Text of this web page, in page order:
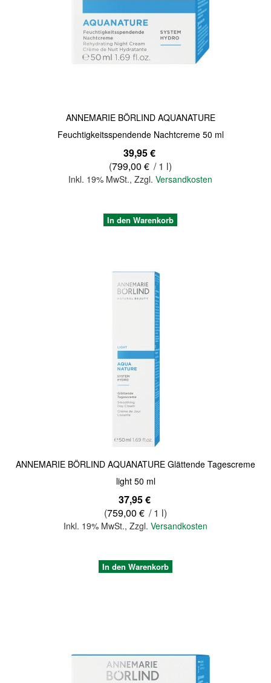
ANNEMARIE BÖRLIND AQUANATURE
Feuchtigkeitsspendende Nachtcreme 50 ml
39,95 €
(799,00 € / 1 l)
Inkl. 19% MwSt.,Zzgl.Versandkosten
In den Warenkorb
ANNEMARIE BÖRLIND AQUANATURE Glättende Tagescreme
light 50 ml
37,95 €
(759,00 € / 1 l)
Inkl. 19% MwSt., Zzgl. Versandkosten
In den Warenkorb